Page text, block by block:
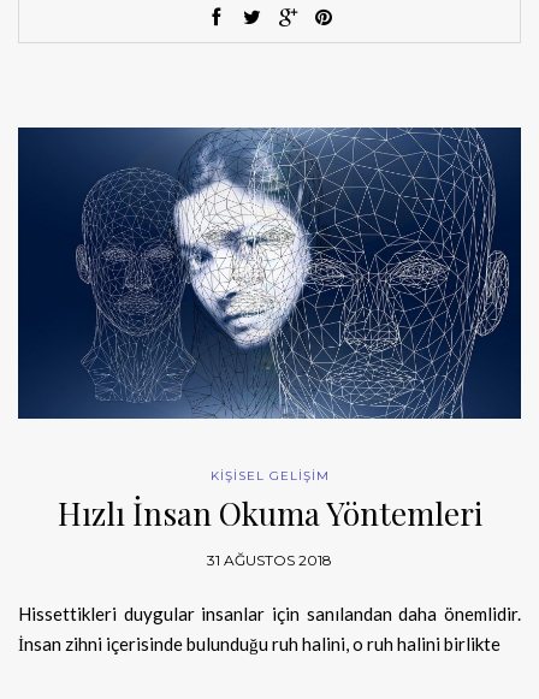
KİŞİSEL GELİŞİM
Hızlı İnsan Okuma Yöntemleri
31 AĞUSTOS 2018
Hissettikleri duygular insanlar için sanılandan daha önemlidir.
İnsan zihni içerisinde bulunduğu ruh halini, o ruh halini birlikte